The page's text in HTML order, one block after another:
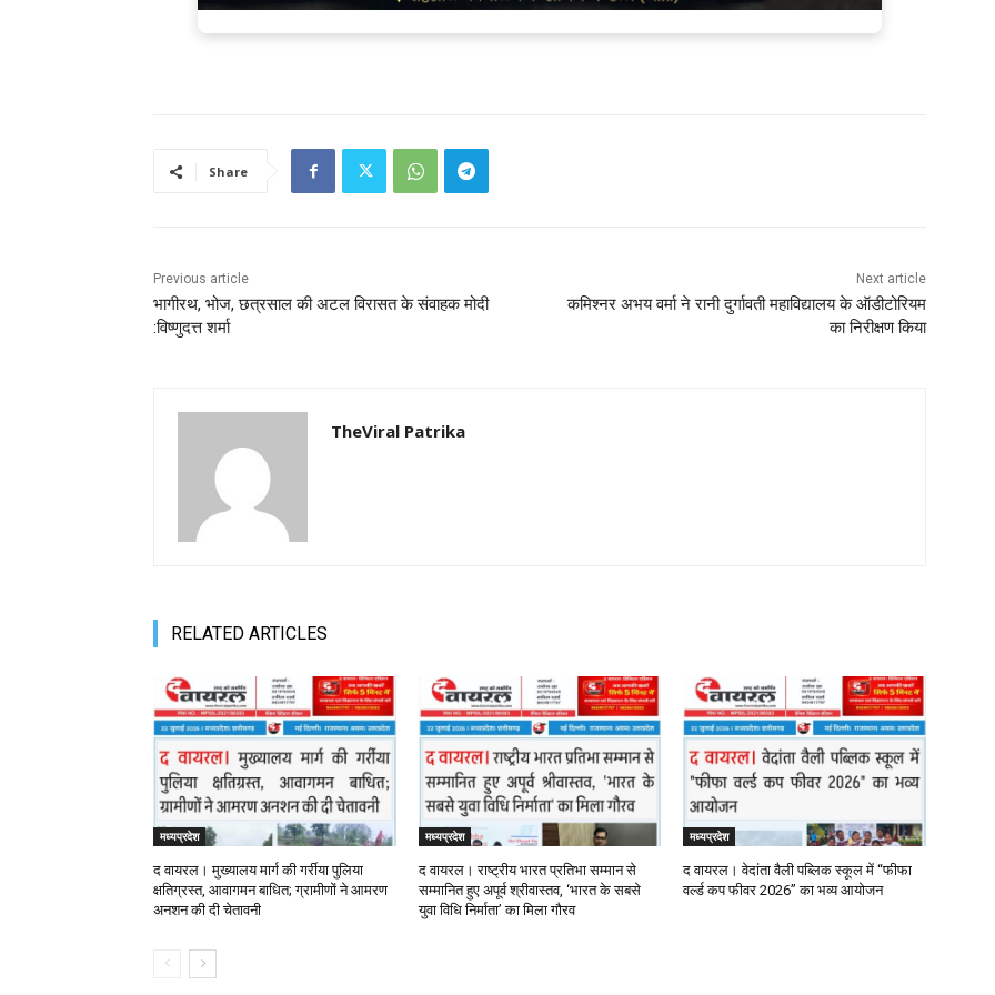
Share
Previous article
भागीरथ, भोज, छत्रसाल की अटल विरासत के संवाहक मोदी
:विष्णुदत्त शर्मा
Next article
कमिश्नर अभय वर्मा ने रानी दुर्गावती महाविद्यालय के ऑडीटोरियम
का निरीक्षण किया
TheViral Patrika
RELATED ARTICLES
मध्यप्रदेश
द वायरल। मुख्यालय मार्ग की गर्रीया पुलिया
क्षतिग्रस्त, आवागमन बाधित; ग्रामीणों ने आमरण
अनशन की दी चेतावनी
मध्यप्रदेश
द वायरल। राष्ट्रीय भारत प्रतिभा सम्मान से
सम्मानित हुए अपूर्व श्रीवास्तव, ‘भारत के सबसे
युवा विधि निर्माता’ का मिला गौरव
मध्यप्रदेश
द वायरल। वेदांता वैली पब्लिक स्कूल में “फीफा
वर्ल्ड कप फीवर 2026” का भव्य आयोजन